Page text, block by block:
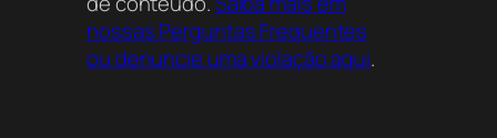
músculos (esquelético, cardíaco e liso) até a
transmissão de impulsos pelos neurônios.
nossas Perguntas Frequentes
ou denuncie uma violação aqui.